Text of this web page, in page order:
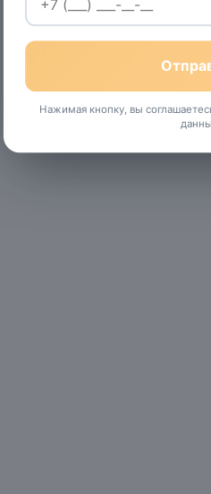
Нажимая кнопку, вы